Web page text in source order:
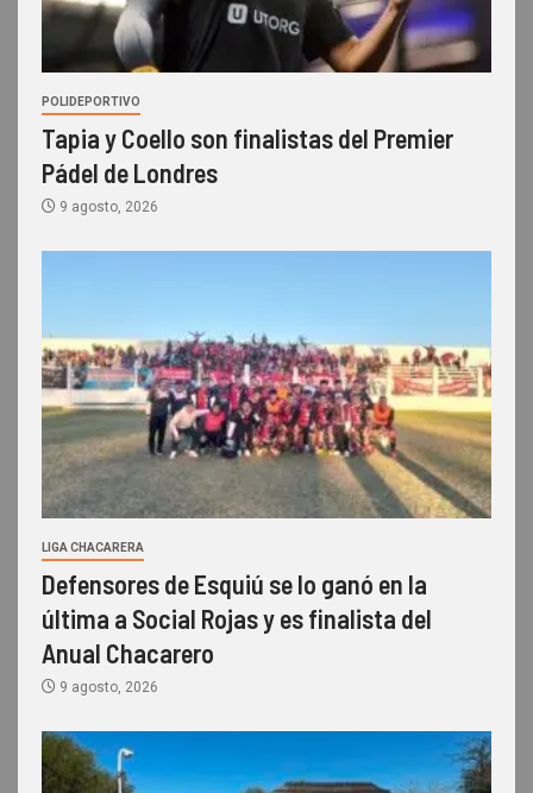
POLIDEPORTIVO
Tapia y Coello son finalistas del Premier
Pádel de Londres
9 agosto, 2026
LIGA CHACARERA
Defensores de Esquiú se lo ganó en la
última a Social Rojas y es finalista del
Anual Chacarero
9 agosto, 2026